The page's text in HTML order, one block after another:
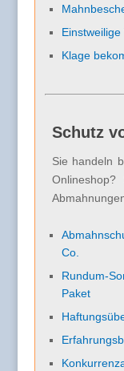
Klage
Schutz
Sie handeln
Co.
Rundum-
Paket